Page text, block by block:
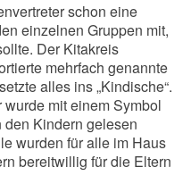
schon eine
einzelnen Gruppen mit,
Der Kitakreis
mehrfach genannte
alles ins „Kindische“.
mit einem Symbol
Kindern gelesen
wurden für alle im Haus
bereitwillig für die Eltern